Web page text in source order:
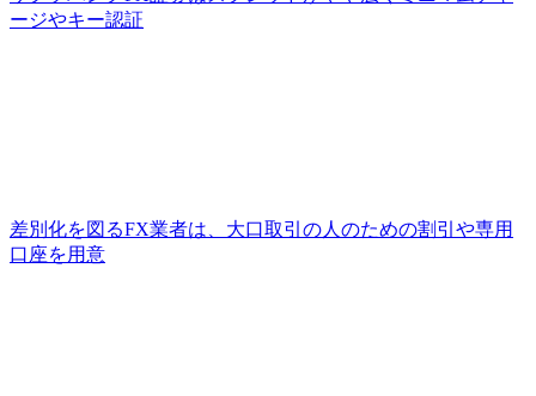
ージやキー認証
差別化を図るFX業者は、大口取引の人のための割引や専用
口座を用意